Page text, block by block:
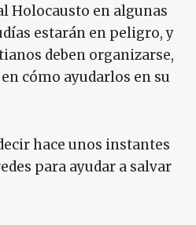
Holocausto en algunas
estarán en peligro, y
deben organizarse,
cómo ayudarlos en su
hace unos instantes
para ayudar a salvar